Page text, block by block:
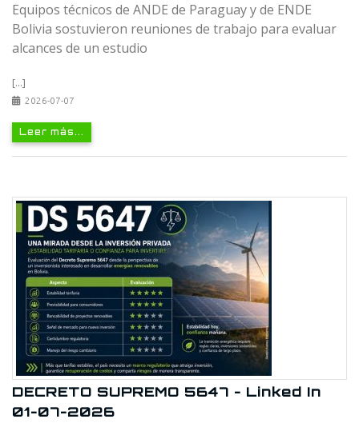
Equipos técnicos de ANDE de Paraguay y de ENDE
Bolivia sostuvieron reuniones de trabajo para evaluar
alcances de un estudio
[...]
2026-07-07
Leer más...
DECRETO SUPREMO 5647 - Linked In
01-07-2026